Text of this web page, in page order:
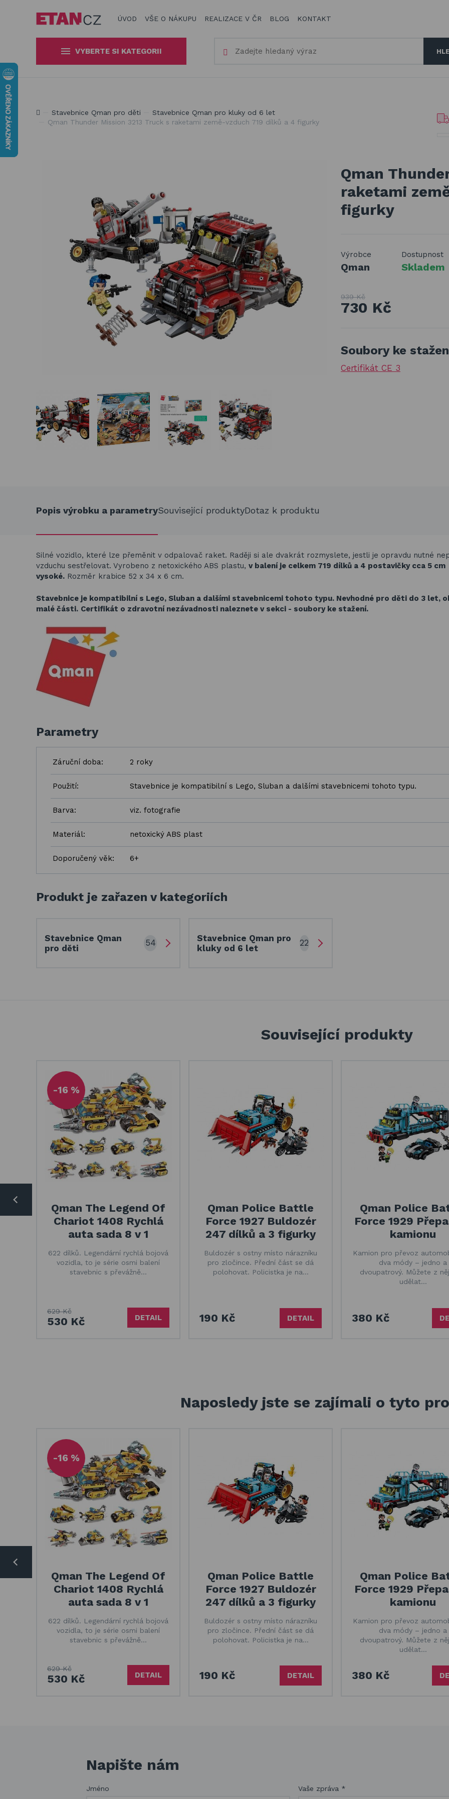
ÚVOD VŠE O NÁKUPU REALIZACE V ČR BLOG KONTAKT
VYBERTE SI KATEGORII
na zahradní nábytek
Venkovní hry a hračky pro děti
Basketbalové koše
Holandský billiard
(shuffleboard)
Gumové podlahy (dlaždice)
Jsme experti na zastínění a venkovní zábavu
Stavebnice Qman pro děti
Stavebnice Qman pro kluky od 6 let
Qman Thunder Mission 3213 Truck s raketami země-vzduch 719 dílků a 4 figurky
Qman
raketami
figurky
Výrobce
Qman
Dostupnost
Skladem
939 Kč
730 Kč
Soubory ke
Certifikát CE 3
Popis výrobku a parametrySouvisející produktyDotaz k produktu
Silné vozidlo, které lze přeměnit v odpalovač raket. Raději si ale dvakrát rozmyslete, jestli je opravdu nutné
vzduchu sestřelovat. Vyrobeno z netoxického ABS plastu, v balení je celkem 719 dílků a 4 postavičky cca 5 cm
vysoké. Rozměr krabice 52 x 34 x 6 cm.
Stavebnice je kompatibilní s Lego, Sluban a dalšími stavebnicemi tohoto typu. Nevhodné pro děti do 3 let,
malé části. Certifikát o zdravotní nezávadnosti naleznete v sekci - soubory ke stažení.
Parametry
Záruční doba: 2 roky
Použití: Stavebnice je kompatibilní s Lego, Sluban a dalšími stavebnicemi tohoto typu.
Barva: viz. fotografie
Materiál: netoxický ABS plast
Doporučený věk: 6+
Produkt je zařazen v kategoriích
Stavebnice Qman
pro děti
54
Stavebnice Qman pro
kluky od 6 let
22
Související produkty
-16 %
Qman The Legend Of
Chariot 1408 Rychlá
auta sada 8 v 1
622 dílků. Legendární rychlá bojová
vozidla, to je série osmi balení
stavebnic s převážně…
629 Kč
530 Kč DETAIL
Qman Police Battle
Force 1927 Buldozér
247 dílků a 3 figurky
Buldozér s ostny místo nárazníku
pro zločince. Přední část se dá
polohovat. Policistka je na…
190 Kč DETAIL
Qman Police
Force 1929
kamionu
Kamion pro převoz
dva módy – jedno a
dvoupatrový. Můžete z
udělat…
380 Kč
Naposledy jste se zajímali o tyto
-16 %
Qman The Legend Of
Chariot 1408 Rychlá
auta sada 8 v 1
622 dílků. Legendární rychlá bojová
vozidla, to je série osmi balení
stavebnic s převážně…
629 Kč
530 Kč DETAIL
Qman Police Battle
Force 1927 Buldozér
247 dílků a 3 figurky
Buldozér s ostny místo nárazníku
pro zločince. Přední část se dá
polohovat. Policistka je na…
190 Kč DETAIL
Qman Police
Force 1929
kamionu
Kamion pro převoz
dva módy – jedno a
dvoupatrový. Můžete z
udělat…
380 Kč
Napište nám
Jméno Vaše zpráva *